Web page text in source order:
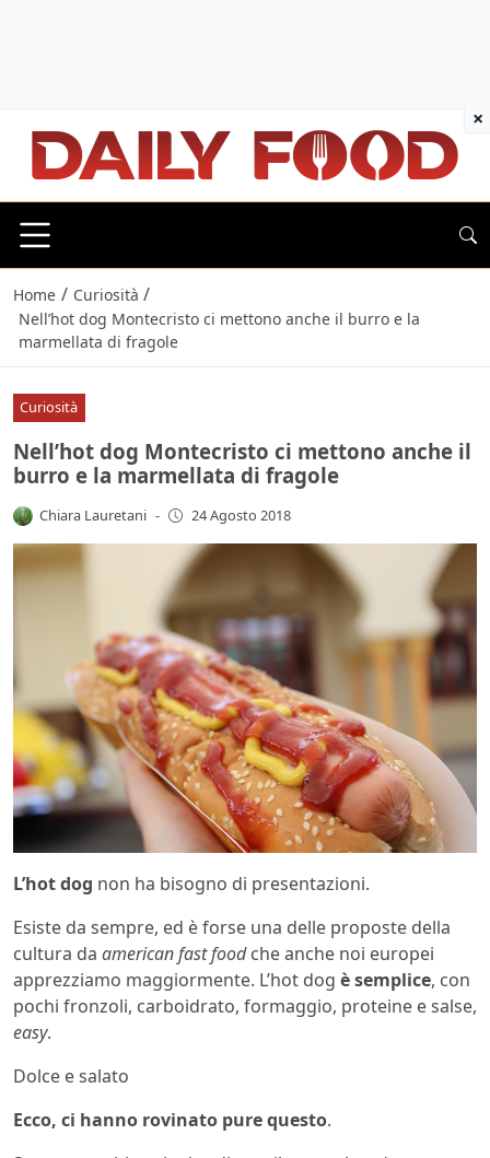
Home / Curiosità /
Nell’hot dog Montecristo ci mettono anche il burro e la
marmellata di fragole
Curiosità
Nell’hot dog Montecristo ci mettono anche il
burro e la marmellata di fragole
Chiara Lauretani - 24 Agosto 2018
L’hot dog non ha bisogno di presentazioni.
Esiste da sempre, ed è forse una delle proposte della
cultura da american fast foodche anche noi europei
apprezziamo maggiormente. L’hot dog è semplice, con
pochi fronzoli, carboidrato, formaggio, proteine e salse,
easy.
Dolce e salato
Ecco, ci hanno rovinato pure questo.
×